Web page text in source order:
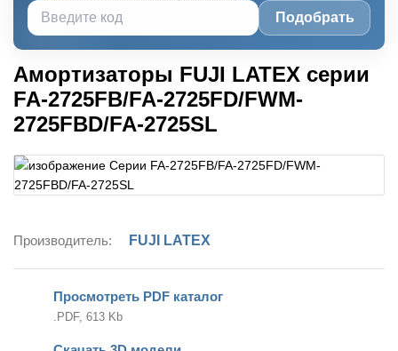
Подобрать
Амортизаторы FUJI LATEX серии
FA-2725FB/FA-2725FD/FWM-
2725FBD/FA-2725SL
Производитель: FUJI LATEX
Просмотреть PDF каталог
.PDF, 613 Kb